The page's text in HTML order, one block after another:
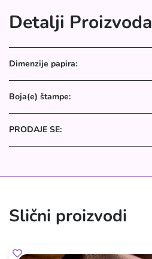
Detalji Proizvoda
Dimenzije papira:
Boja(e) štampe:
PRODAJE SE:
Slični proizvodi